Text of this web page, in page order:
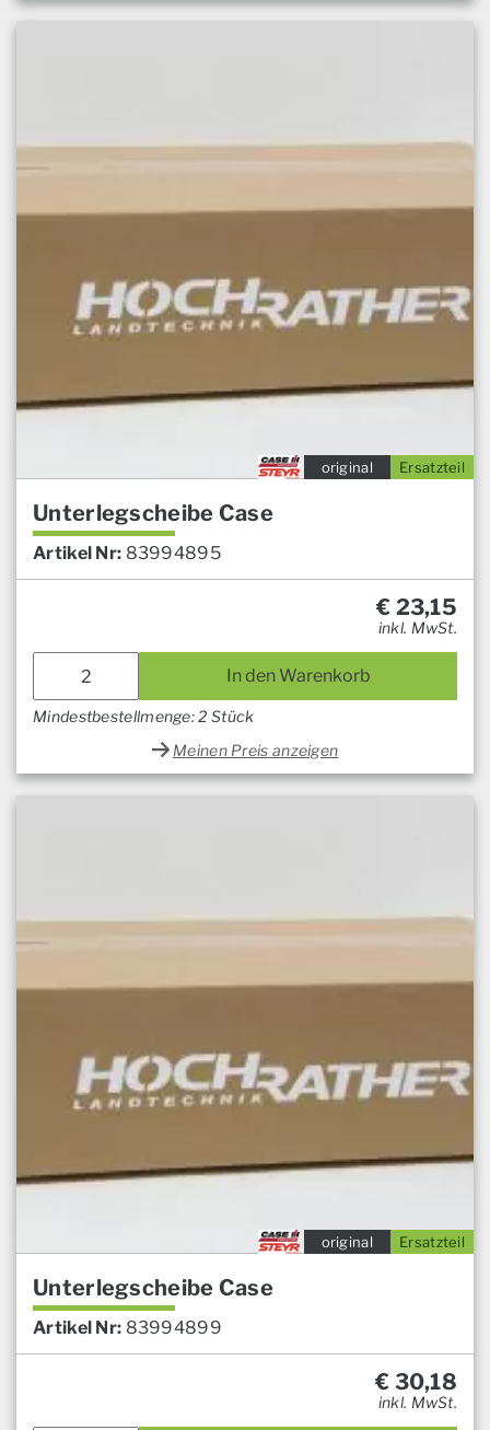
Ersatzteil
original
Unterlegscheibe Case
Artikel Nr: 83994895
€ 23,15
inkl. MwSt.
In den Warenkorb
Mindestbestellmenge: 2 Stück
Meinen Preis anzeigen
Ersatzteil
original
Unterlegscheibe Case
Artikel Nr: 83994899
€ 30,18
inkl. MwSt.